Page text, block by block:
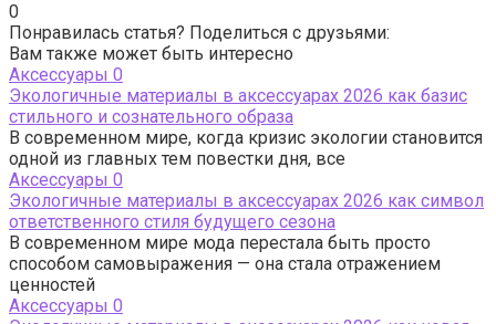
0
Понравилась статья? Поделиться с друзьями:
Вам также может быть интересно
Аксессуары 0
Экологичные материалы в аксессуарах 2026 как базис
стильного и сознательного образа
В современном мире, когда кризис экологии становится
одной из главных тем повестки дня, все
Аксессуары 0
Экологичные материалы в аксессуарах 2026 как символ
ответственного стиля будущего сезона
В современном мире мода перестала быть просто
способом самовыражения — она стала отражением
ценностей
Аксессуары 0